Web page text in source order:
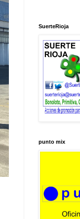
SuerteRioja
punto mix